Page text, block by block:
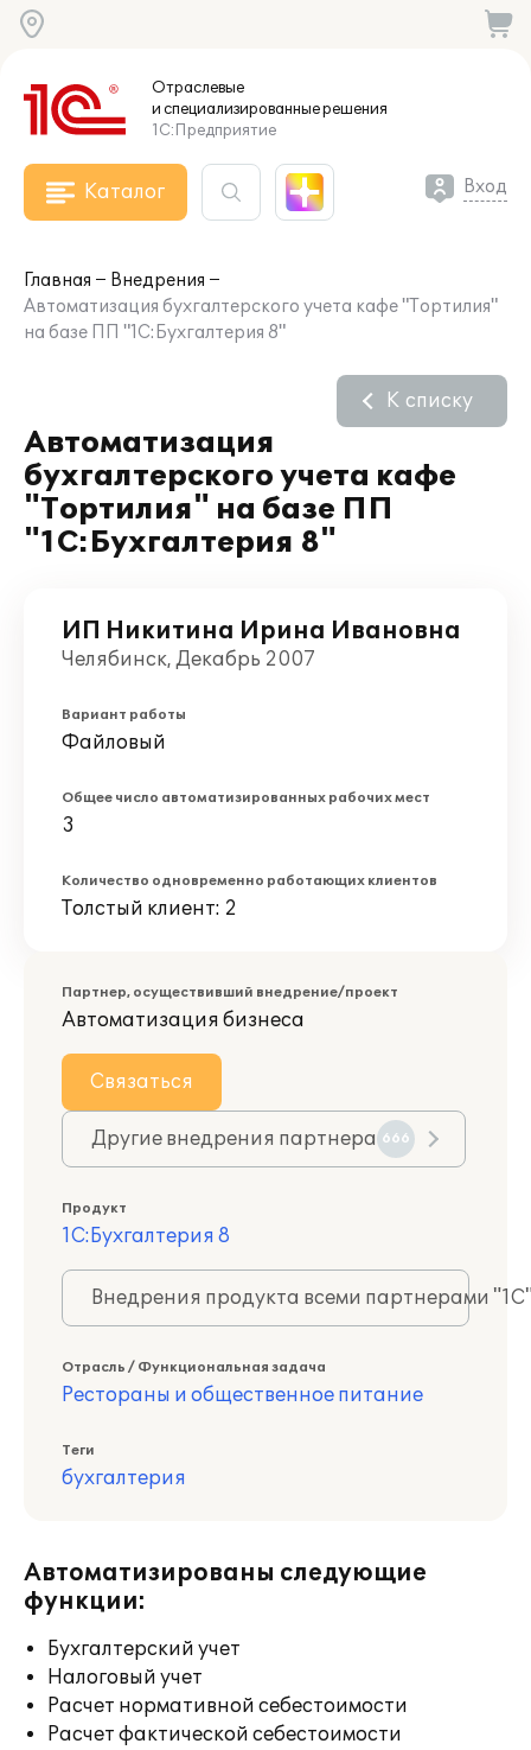
Отраслевые
и специализированныерешения
1С:Предприятие
Каталог Вход
Главная
Внедрения
Автоматизация бухгалтерского учета кафе "Тортилия"
на базе ПП "1С:Бухгалтерия 8"
Автоматизация
бухгалтерского учета кафе
"Тортилия" на базе ПП
"1С:Бухгалтерия 8"
К списку
ИП Никитина Ирина Ивановна
Челябинск, Декабрь 2007
Вариант работы
Файловый
Общее число автоматизированных рабочих мест
3
Количество одновременно работающих клиентов
Толстый клиент: 2
Партнер, осуществивший внедрение/проект
Автоматизация бизнеса
Связаться
Другие внедрения партнера 666
Продукт
1С:Бухгалтерия 8
Внедрения продукта всеми партнерами
Отрасль / Функциональная задача
Рестораны и общественное питание
Теги
бухгалтерия
Автоматизированы следующие
функции:
Бухгалтерский учет
Налоговый учет
Расчет нормативной себестоимости
Расчет фактической себестоимости